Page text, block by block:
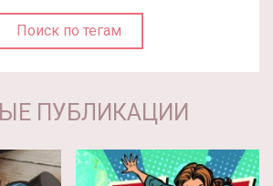
Поиск по тегам
ПУБЛИКАЦИИ